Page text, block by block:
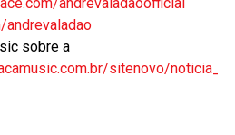
sobre a
sitenovo/